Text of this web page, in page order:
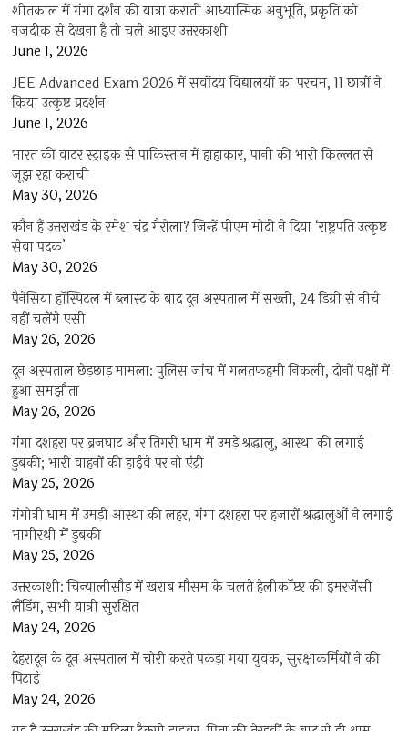
शीतकाल में गंगा दर्शन की यात्रा कराती आध्यात्मिक अनुभूति, प्रकृति को
नजदीक से देखना है तो चले आइए उत्तरकाशी
June 1, 2026
JEE Advanced Exam 2026 में सर्वोदय विद्यालयों का परचम, 11 छात्रों ने
किया उत्कृष्ट प्रदर्शन
June 1, 2026
भारत की वाटर स्ट्राइक से पाकिस्तान में हाहाकार, पानी की भारी किल्लत से
जूझ रहा कराची
May 30, 2026
कौन हैं उत्तराखंड के रमेश चंद्र गैरोला? जिन्हें पीएम मोदी ने दिया ‘राष्ट्रपति उत्कृष्ट
सेवा पदक’
May 30, 2026
पैनेसिया हॉस्पिटल में ब्लास्ट के बाद दून अस्पताल में सख्ती, 24 डिग्री से नीचे
नहीं चलेंगे एसी
May 26, 2026
दून अस्पताल छेड़छाड़ मामला: पुलिस जांच में गलतफहमी निकली, दोनों पक्षों में
हुआ समझौता
May 26, 2026
गंगा दशहरा पर ब्रजघाट और तिगरी धाम में उमड़े श्रद्धालु, आस्था की लगाई
डुबकी; भारी वाहनों की हाईवे पर नो एंट्री
May 25, 2026
गंगोत्री धाम में उमड़ी आस्था की लहर, गंगा दशहरा पर हजारों श्रद्धालुओं ने लगाई
भागीरथी में डुबकी
May 25, 2026
उत्तरकाशी: चिन्यालीसौड़ में खराब मौसम के चलते हेलीकॉप्टर की इमरजेंसी
लैंडिंग, सभी यात्री सुरक्षित
May 24, 2026
देहरादून के दून अस्पताल में चोरी करते पकड़ा गया युवक, सुरक्षाकर्मियों ने की
पिटाई
May 24, 2026